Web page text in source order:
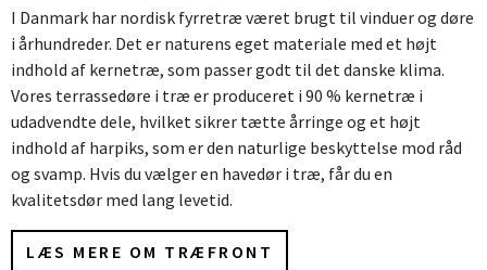
I Danmark har nordisk fyrretræ været brugt til vinduer og døre
i århundreder. Det er naturens eget materiale med et højt
indhold af kernetræ, som passer godt til det danske klima.
Vores terrassedøre i træ er produceret i 90 % kernetræ i
udadvendte dele, hvilket sikrer tætte årringe og et højt
indhold af harpiks, som er den naturlige beskyttelse mod råd
og svamp. Hvis du vælger en havedør i træ, får du en
kvalitetsdør med lang levetid.
LÆS MERE OM TRÆFRONT